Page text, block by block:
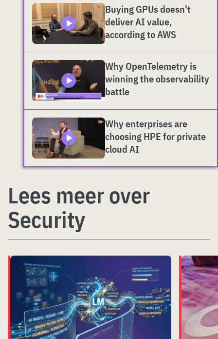
Buying GPUs doesn't
deliver AI value,
according to AWS
Why OpenTelemetry is
winning the observability
battle
Why enterprises are
choosing HPE for private
cloud AI
Lees meer over
Security